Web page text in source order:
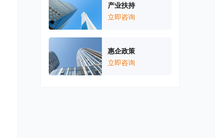
产业扶持
立即咨询
惠企政策
立即咨询